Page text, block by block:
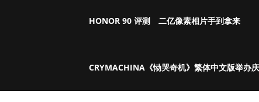
HONOR 90 评测 二亿像素相片手到拿来
CRYMACHINA《恸哭奇机》繁体中文版举办